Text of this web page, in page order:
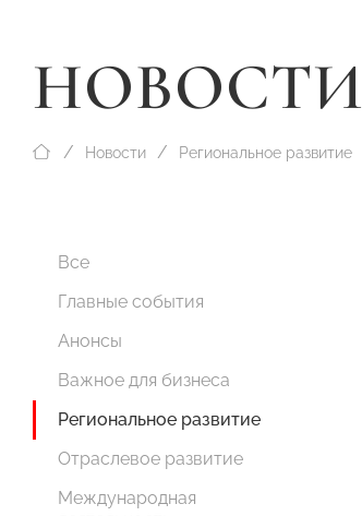
НОВОСТИ
Новости Региональное развитие
Все
Главные события
Анонсы
Важное для бизнеса
Региональное развитие
Отраслевое развитие
Международная